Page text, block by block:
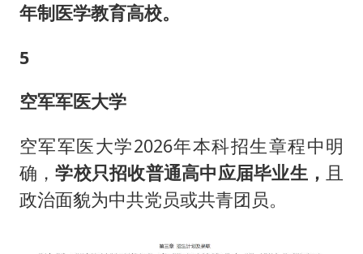
年制医学教育高校。
5
空军军医大学
空军军医大学2026年本科招生章程中明
确，学校只招收普通高中应届毕业生， 且
政治面貌为中共党员或共青团员。